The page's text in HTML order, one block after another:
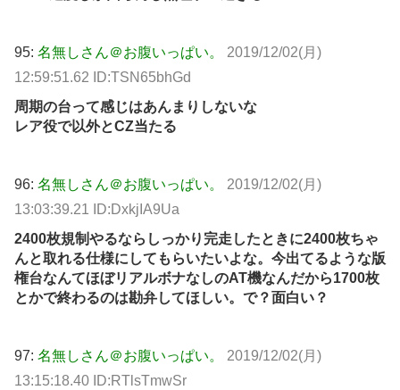
95: 名無しさん＠お腹いっぱい。
2019/12/02(月)
12:59:51.62 ID:TSN65bhGd
周期の台って感じはあんまりしないな
レア役で以外とCZ当たる
96: 名無しさん＠お腹いっぱい。
2019/12/02(月)
13:03:39.21 ID:DxkjIA9Ua
2400枚規制やるならしっかり完走したときに2400枚ちゃ
んと取れる仕様にしてもらいたいよな。今出てるような版
権台なんてほぼリアルボナなしのAT機なんだから1700枚
とかで終わるのは勘弁してほしい。で？面白い？
97: 名無しさん＠お腹いっぱい。
2019/12/02(月)
13:15:18.40 ID:RTlsTmwSr